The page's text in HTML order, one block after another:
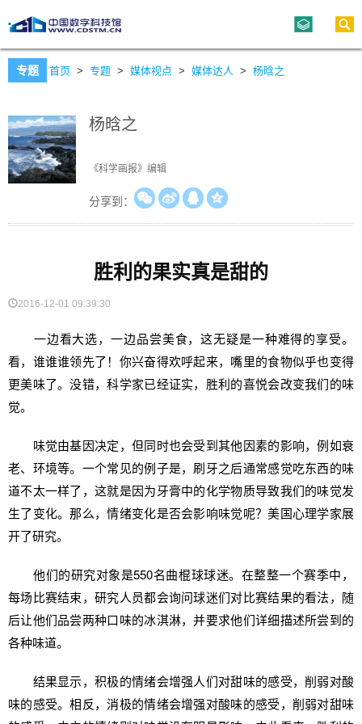
专题 首页 > 专题 > 媒体视点 > 媒体达人 > 杨晗之
杨晗之
《科学画报》编辑
分享到：
胜利的果实真是甜的
2016-12-01 09:39:30
一边看大选，一边品尝美食，这无疑是一种难得的享受。
看，谁谁谁领先了！你兴奋得欢呼起来，嘴里的食物似乎也变得
更美味了。没错，科学家已经证实，胜利的喜悦会改变我们的味
觉。
味觉由基因决定，但同时也会受到其他因素的影响，例如衰
老、环境等。一个常见的例子是，刷牙之后通常感觉吃东西的味
道不太一样了，这就是因为牙膏中的化学物质导致我们的味觉发
生了变化。那么，情绪变化是否会影响味觉呢？美国心理学家展
开了研究。
他们的研究对象是550名曲棍球球迷。在整整一个赛季中，
每场比赛结束，研究人员都会询问球迷们对比赛结果的看法，随
后让他们品尝两种口味的冰淇淋，并要求他们详细描述所尝到的
各种味道。
结果显示，积极的情绪会增强人们对甜味的感受，削弱对酸
味的感受。相反，消极的情绪会增强对酸味的感受，削弱对甜味